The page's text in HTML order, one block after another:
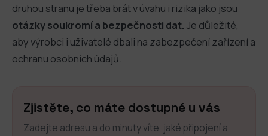
druhou stranu je třeba brát v úvahu i rizika jako jsou
otázky soukromí a bezpečnosti dat. Je důležité,
aby výrobci i uživatelé dbali na zabezpečení zařízení a
ochranu osobních údajů.
Zjistěte, co máte dostupné u vás
Zadejte adresu a do minuty víte, jaké připojení a